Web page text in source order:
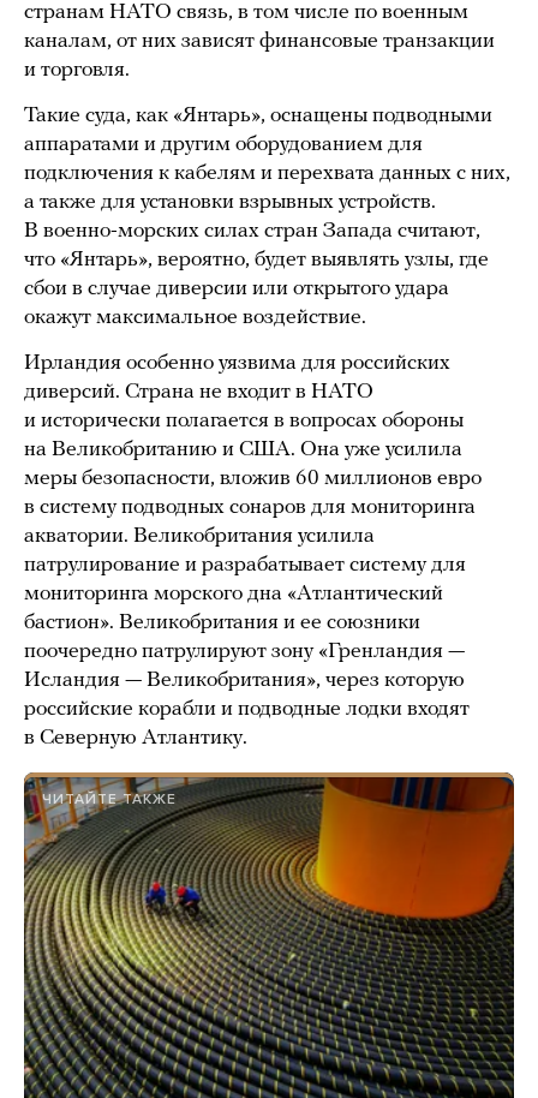
странам НАТО связь, в том числе по военным
каналам, от них зависят финансовые транзакции
и торговля.
Такие суда, как «Янтарь», оснащены подводными
аппаратами и другим оборудованием для
подключения к кабелям и перехвата данных с них,
а также для установки взрывных устройств.
В военно-морских силах стран Запада считают,
что «Янтарь», вероятно, будет выявлять узлы, где
сбои в случае диверсии или открытого удара
окажут максимальное воздействие.
Ирландия особенно уязвима для российских
диверсий. Страна не входит в НАТО
и исторически полагается в вопросах обороны
на Великобританию и США. Она уже усилила
меры безопасности, вложив 60 миллионов евро
в систему подводных сонаров для мониторинга
акватории. Великобритания усилила
патрулирование и разрабатывает систему для
мониторинга морского дна «Атлантический
бастион». Великобритания и ее союзники
поочередно патрулируют зону «Гренландия —
Исландия — Великобритания», через которую
российские корабли и подводные лодки входят
в Северную Атлантику.
ЧИТАЙТЕ ТАКЖЕ